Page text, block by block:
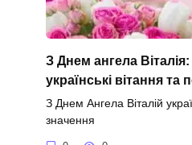
З Днем ангела
українські вітання та
З Днем Ангела Віталій
значення